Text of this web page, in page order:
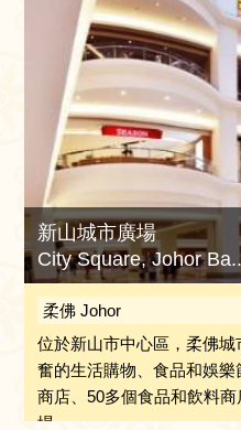
新山城市廣場
City Square, Johor
柔佛 Johor
位於新山市中心區，柔佛
奮的生活購物、食品和娛
商店、50多個食品和飲料
場...